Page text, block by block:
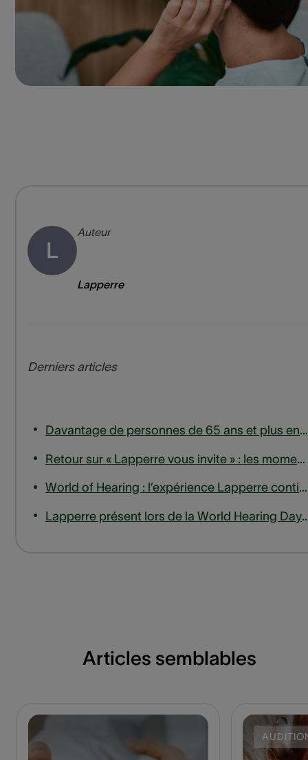
L
Auteur
Lapperre
Derniers articles
Davantage de personnes de 65 ans et plus entrent en ligne de compte pour un remboursement des appareils auditifs
Retour sur « Lapperre vous invite » : les moments forts de notre session d'experts sur les acouphènes
World of Hearing : l’expérience Lapperre continue de s’étendre, jusqu’en Wallonie.
Lapperre présent lors de la World
Articles semblables